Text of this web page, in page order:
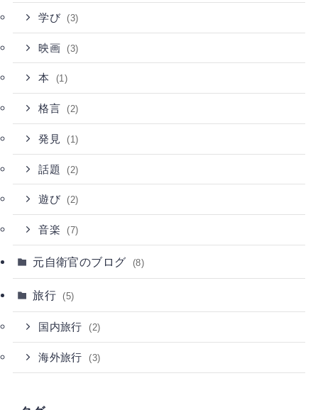
学び (3)
映画 (3)
本 (1)
格言 (2)
発見 (1)
話題 (2)
遊び (2)
音楽 (7)
元自衛官のブログ (8)
旅行 (5)
国内旅行 (2)
海外旅行 (3)